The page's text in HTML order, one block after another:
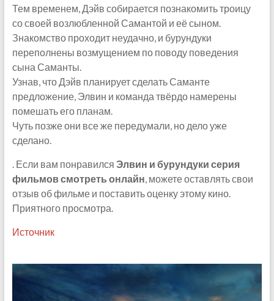
Тем временем, Дэйв собирается познакомить троицу
со своей возлюбленной Самантой и её сыном.
Знакомство проходит неудачно, и бурундуки
переполнены возмущением по поводу поведения
сына Саманты.
Узнав, что Дэйв планирует сделать Саманте
предложение, Элвин и команда твёрдо намерены
помешать его планам.
Чуть позже они все же передумали, но дело уже
сделано.
. Если вам понравился Элвин и бурундуки серия
фильмов смотреть онлайн, можете оставлять свои
отзыв об фильме и поставить оценку этому кино.
Приятного просмотра.
Источник